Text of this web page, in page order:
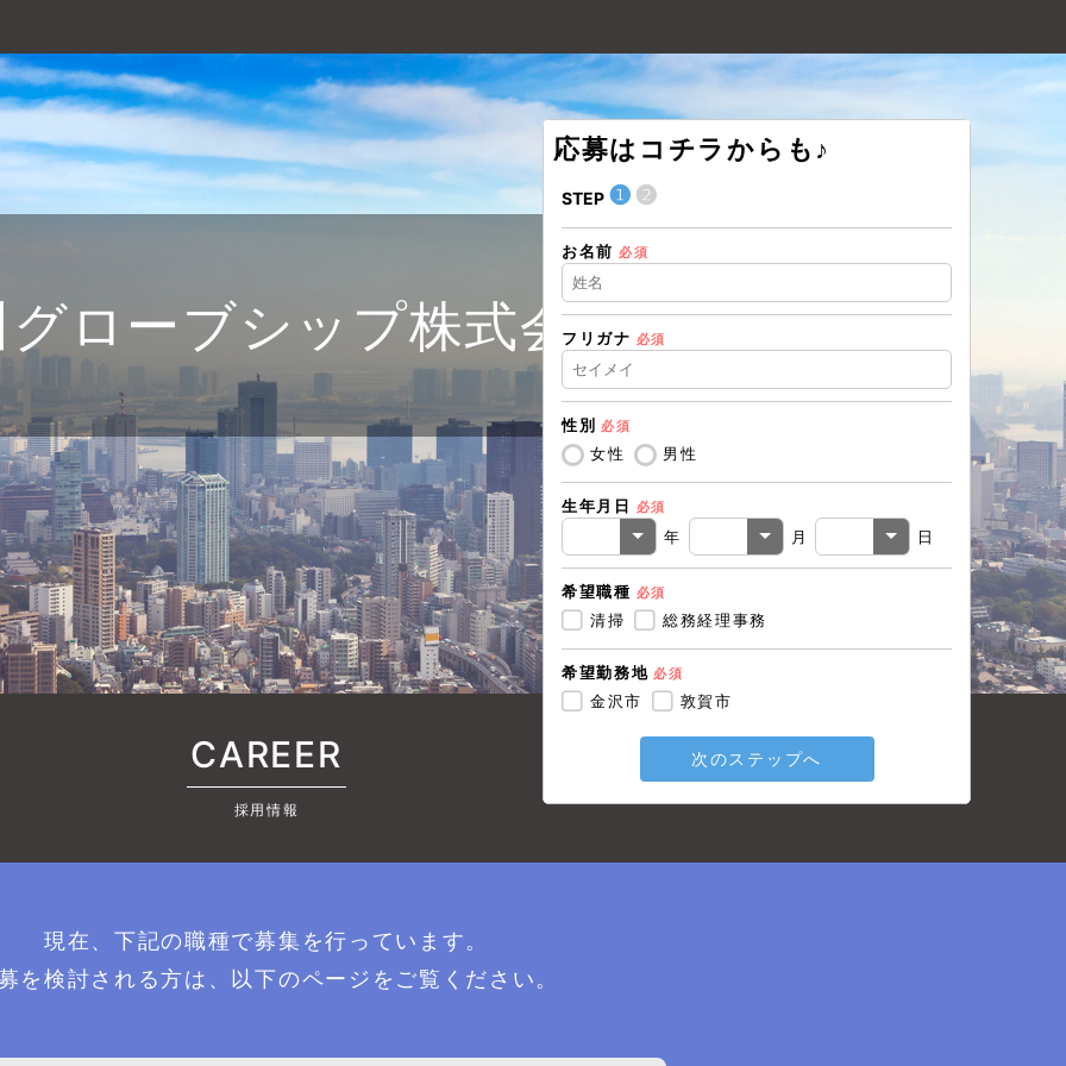
ローブシップ株式会社
応募はコチラからも♪
STEP ❶❷
お名前 必須
フリガナ 必須
性別 必須
女性 男性
生年月日 必須
年 月 日
希望職種 必須
清掃 総務経理事務
希望勤務地 必須
金沢市 敦賀市
次のステップへ
電話番号 必
メールアド
戻る
CAREER
採用情報
現在、下記の職種で募集を行っています。
を検討される方は、以下のページをご覧ください。